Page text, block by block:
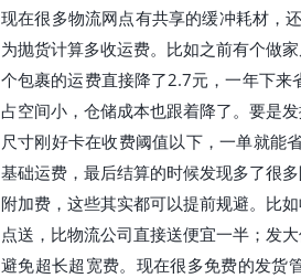
现在很多物流网点有共享的缓冲耗材，
为抛货计算多收运费。比如之前有个做
个包裹的运费直接降了2.7元，一年下
占空间小，仓储成本也跟着降了。要是
尺寸刚好卡在收费阈值以下，一单就能
基础运费，最后结算的时候发现多了很
附加费，这些其实都可以提前规避。比
点送，比物流公司直接送便宜一半；发
避免超长超宽费。现在很多免费的发货